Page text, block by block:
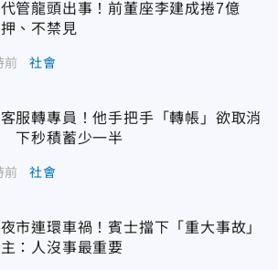
管龍頭出事！前董座李建成捲7億
、不禁見
前 社會
服轉專員！他手把手「轉帳」欲取消
下秒積蓄少一半
前 社會
市連環車禍！賓士擋下「重大事故」
：人沒事最重要